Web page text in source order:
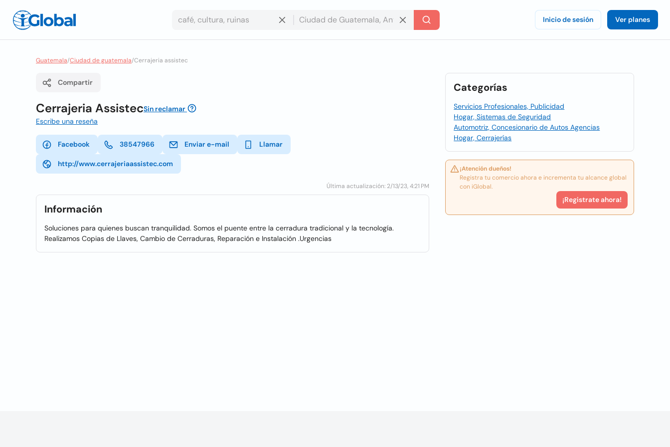
Inicio de sesión Ver planes
Guatemala/Ciudad de guatemala/Cerrajeria assistec
Compartir
Cerrajeria AssistecSin reclamar
Escribe una reseña
Facebook 38547966 Enviar e-mail Llamar
http://www.cerrajeriaassistec.com
Última actualización: 2/13/23, 4:21 PM
Información
Soluciones para quienes buscan tranquilidad. Somos el puente entre la cerradura tradicional y la tecnología.
Realizamos Copias de Llaves, Cambio de Cerraduras, Reparación e Instalación .Urgencias
Categorías
Servicios Profesionales, Publicidad
Hogar, Sistemas de Seguridad
Automotriz, Concesionario de Autos Agencias
Hogar, Cerrajerías
¡Atención dueños!
Registra tu comercio ahora e incrementa tu alcance global
con iGlobal.
¡Registrate ahora!